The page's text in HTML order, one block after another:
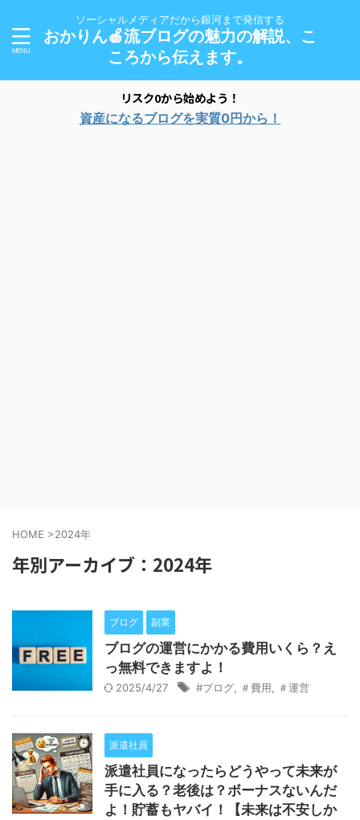
ソーシャルメディアだから銀河まで発信する
おかりん🍎流ブログの魅力の解説、こ
ころから伝えます。
リスク0から始めよう！
資産になるブログを実質0円から！
HOME >2024年
年別アーカイブ：2024年
ブログ 副業
ブログの運営にかかる費用いくら？え
っ無料できますよ！
2025/4/27 #ブログ ＃費用 ＃運営
派遣社員
派遣社員になったらどうやって未来が
手に入る？老後は？ボーナスないんだ
よ！貯蓄もヤバイ！【未来は不安しか